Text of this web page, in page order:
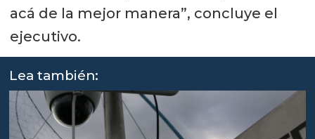
acá de la mejor manera”, concluye el
ejecutivo.
Lea también: